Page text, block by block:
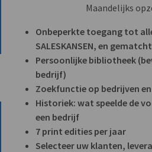
Maandelijks
Onbeperkte toegang tot
SALESKANSEN, en
Persoonlijke bibliotheek
bedrijf)
Zoekfunctie op bedrijven
Historiek: wat speelde de
een bedrijf
7 print edities per jaar
Selecteer uw klanten,